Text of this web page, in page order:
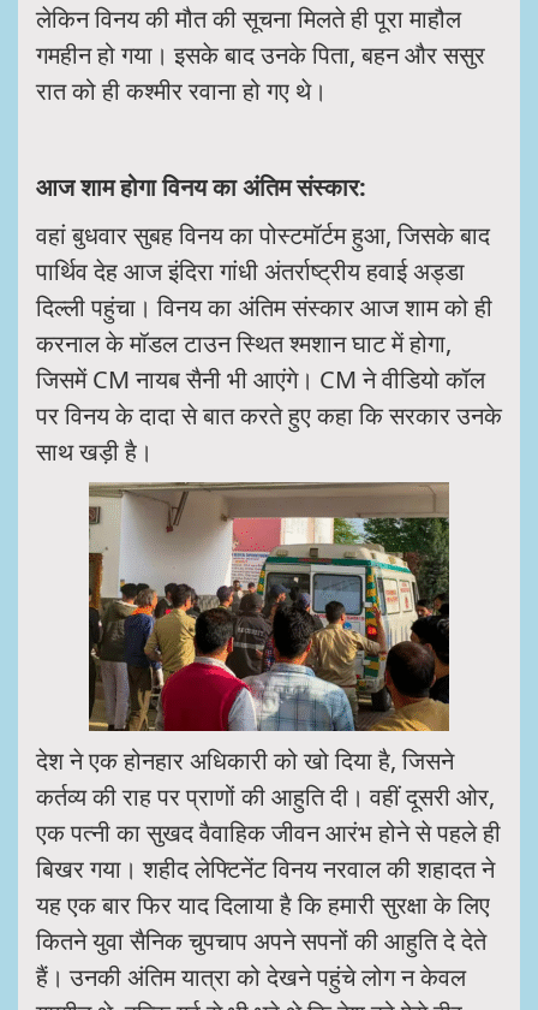
लेकिन विनय की मौत की सूचना मिलते ही पूरा माहौल
गमहीन हो गया। इसके बाद उनके पिता, बहन और ससुर
रात को ही कश्मीर रवाना हो गए थे।
आज शाम होगा विनय का अंतिम संस्कार:
वहां बुधवार सुबह विनय का पोस्टमॉर्टम हुआ, जिसके बाद
पार्थिव देह आज इंदिरा गांधी अंतर्राष्ट्रीय हवाई अड्डा
दिल्ली पहुंचा। विनय का अंतिम संस्कार आज शाम को ही
करनाल के मॉडल टाउन स्थित श्मशान घाट में होगा,
जिसमें CM नायब सैनी भी आएंगे। CM ने वीडियो कॉल
पर विनय के दादा से बात करते हुए कहा कि सरकार उनके
साथ खड़ी है।
देश ने एक होनहार अधिकारी को खो दिया है, जिसने
कर्तव्य की राह पर प्राणों की आहुति दी। वहीं दूसरी ओर,
एक पत्नी का सुखद वैवाहिक जीवन आरंभ होने से पहले ही
बिखर गया। शहीद लेफ्टिनेंट विनय नरवाल की शहादत ने
यह एक बार फिर याद दिलाया है कि हमारी सुरक्षा के लिए
कितने युवा सैनिक चुपचाप अपने सपनों की आहुति दे देते
हैं। उनकी अंतिम यात्रा को देखने पहुंचे लोग न केवल